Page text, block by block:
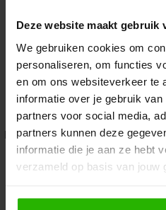
Deze website maakt gebruik
We gebruiken cookies om
personaliseren, om functies
en om ons websiteverkeer te
informatie over je gebruik
partners voor social media,
partners kunnen deze
informatie die je aan ze hebt
verzameld op basis van jouw
Als je op "Accepteer" klikt,
Application error: a client-side
loadingwww.voordeeluitjes.nl